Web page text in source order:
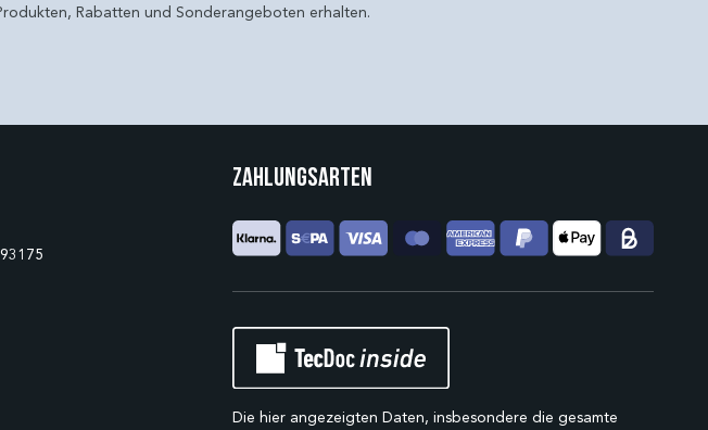
Rabatten und Sonderangeboten erhalten.
Zahlungsarten
Die hier angezeigten Daten, insbesondere die gesamte